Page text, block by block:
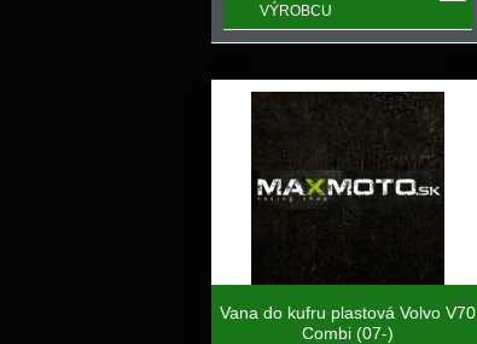
VÝROBCU
Vana do kufru plastová Volvo V70
Combi (07-)